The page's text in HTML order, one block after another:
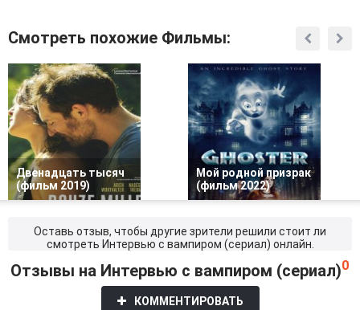
Смотреть похожие Фильмы:
Двенадцать тысяч
(фильм 2019)
Мой родной призрак
(фильм 2022)
Оставь отзыв, чтобы другие зрители решили стоит ли
смотреть Интервью с вампиром (сериал) онлайн.
Отзывы на Интервью с вампиром (сериал)0
КОММЕНТИРОВАТЬ